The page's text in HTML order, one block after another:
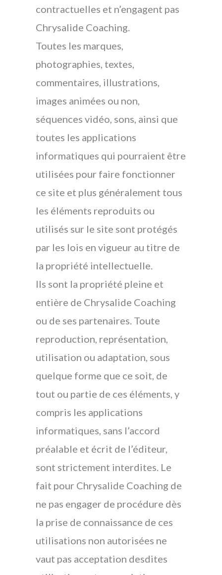
contractuelles et n’engagent pas
Chrysalide Coaching.
Toutes les marques,
photographies, textes,
commentaires, illustrations,
images animées ou non,
séquences vidéo, sons, ainsi que
toutes les applications
informatiques qui pourraient être
utilisées pour faire fonctionner
ce site et plus généralement tous
les éléments reproduits ou
utilisés sur le site sont protégés
par les lois en vigueur au titre de
la propriété intellectuelle.
Ils sont la propriété pleine et
entière de Chrysalide Coaching
ou de ses partenaires. Toute
reproduction, représentation,
utilisation ou adaptation, sous
quelque forme que ce soit, de
tout ou partie de ces éléments, y
compris les applications
informatiques, sans l’accord
préalable et écrit de l’éditeur,
sont strictement interdites. Le
fait pour Chrysalide Coaching de
ne pas engager de procédure dès
la prise de connaissance de ces
utilisations non autorisées ne
vaut pas acceptation desdites